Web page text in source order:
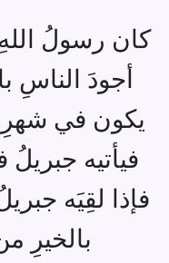
كان رسولُ
أجودَ الناسِ
يكون في
فيأتيه
فإذا لقِيَه
بالخيرِ